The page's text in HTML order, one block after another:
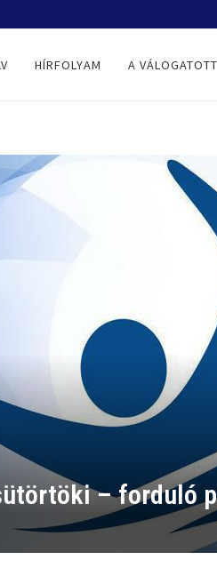
HÍRFOLYAM A VÁLOGATOTT
– forduló